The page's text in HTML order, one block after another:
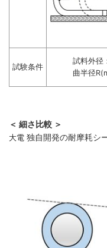
試験条件
試料外径：
曲半径
＜ 細さ比較 ＞
大電 独自開発の耐摩耗シ